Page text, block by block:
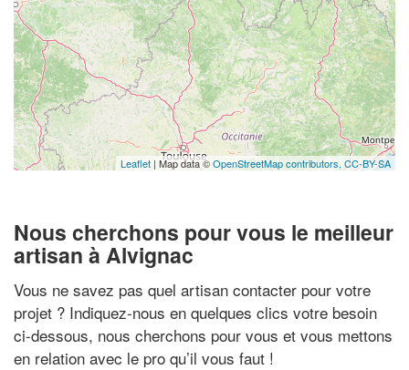
Leaflet | Map data ©OpenStreetMap contributors, CC-BY-SA
Nous cherchons pour vous le meilleur
artisan à Alvignac
Vous ne savez pas quel artisan contacter pour votre
projet ? Indiquez-nous en quelques clics votre besoin
ci-dessous, nous cherchons pour vous et vous mettons
en relation avec le pro qu’il vous faut !